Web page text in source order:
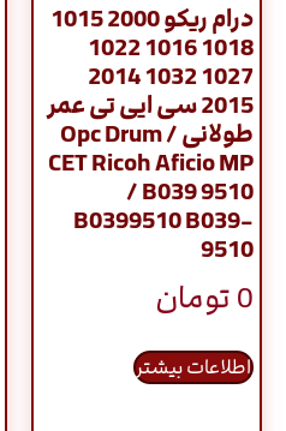
درام ریکو 2000 1015
1018 1016 1022
1027 1032 2014
2015 سی ایی تی عمر
طولانی / Opc Drum
CET Ricoh Aficio MP
/ B039 9510
B0399510 B039-
9510
0تومان
اطلاعات بیشتر